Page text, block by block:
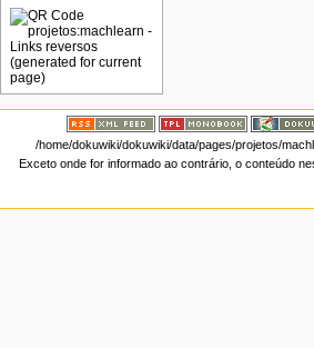
/home/dokuwiki/dokuwiki/data/pages/projetos/
Exceto onde for informado ao contrário, o conteúdo